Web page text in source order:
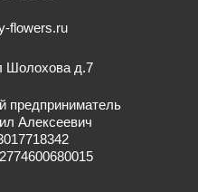
flowers.ru
Шолохова д.7
предприниматель
Алексеевич